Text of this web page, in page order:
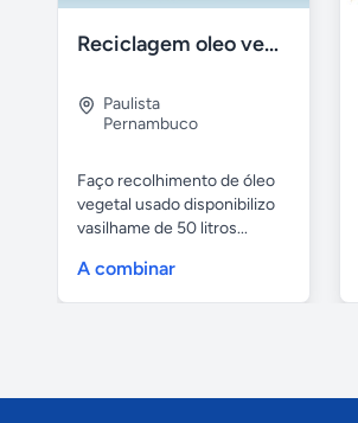
Reciclagem oleo vegetal
Paulista
Pernambuco
Faço recolhimento de óleo
vegetal usado disponibilizo
vasilhame de 50 litros...
A combinar